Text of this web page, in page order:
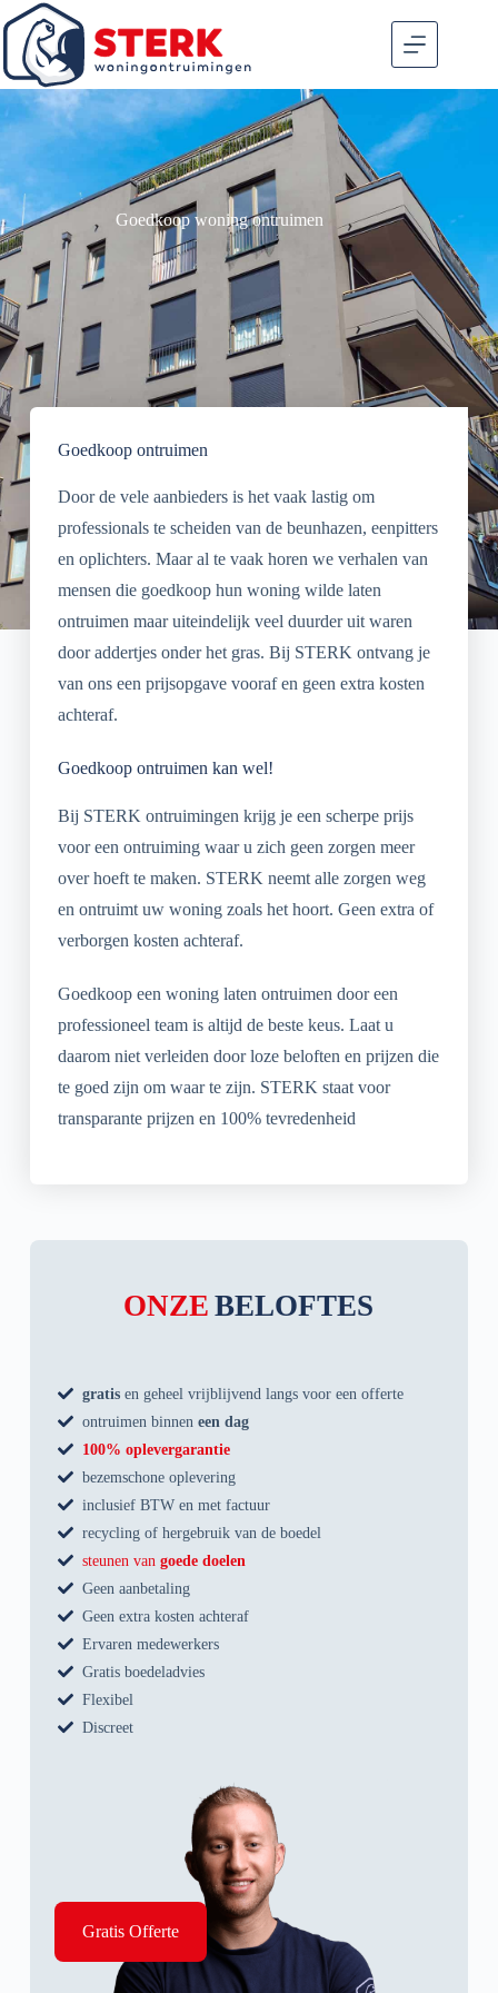
Goedkoop woning ontruimen
Goedkoop ontruimen
Door de vele aanbieders is het vaak lastig om
professionals te scheiden van de beunhazen, eenpitters
en oplichters. Maar al te vaak horen we verhalen van
mensen die goedkoop hun woning wilde laten
ontruimen maar uiteindelijk veel duurder uit waren
door addertjes onder het gras. Bij STERK ontvang je
van ons een prijsopgave vooraf en geen extra kosten
achteraf.
Goedkoop ontruimen kan wel!
Bij STERK ontruimingen krijg je een scherpe prijs
voor een ontruiming waar u zich geen zorgen meer
over hoeft te maken. STERK neemt alle zorgen weg
en ontruimt uw woning zoals het hoort. Geen extra of
verborgen kosten achteraf.
Goedkoop een woning laten ontruimen door een
professioneel team is altijd de beste keus. Laat u
daarom niet verleiden door loze beloften en prijzen die
te goed zijn om waar te zijn. STERK staat voor
transparante prijzen en 100% tevredenheid
ONZE BELOFTES
gratis en geheel vrijblijvend langs voor een offerte
ontruimen binneneen dag
100% oplevergarantie
bezemschone oplevering
inclusief BTW en met factuur
recycling of hergebruik van de boedel
steunen vangoede doelen
Geen aanbetaling
Geen extra kosten achteraf
Ervaren medewerkers
Gratis boedeladvies
Flexibel
Discreet
Gratis Offerte